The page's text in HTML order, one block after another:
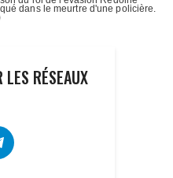
LES RÉSEAUX